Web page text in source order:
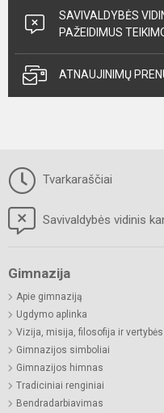
SAVIVALDYBĖS
PAŽEIDIMUS
ATNAUJINIMŲ
Tvarkaraščiai
Savivaldybės vidinis
Gimnazija
Apie gimnaziją
Ugdymo aplinka
Vizija, misija, filosofija ir vertybės
Gimnazijos simboliai
Gimnazijos himnas
Tradiciniai renginiai
Bendradarbiavimas